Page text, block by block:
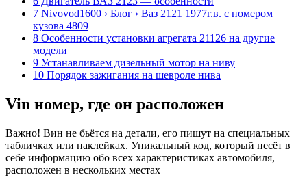
7 Nivovod1600 › Блог › Ваз 2121 1977г.в. с номером
кузова 4809
8 Особенности установки агрегата 21126 на другие
модели
9 Устанавливаем дизельный мотор на ниву
10 Порядок зажигания на шевроле нива
Vin номер, где он расположен
Важно! Вин не бьётся на детали, его пишут на специальных
табличках или наклейках. Уникальный код, который несёт в
себе информацию обо всех характеристиках автомобиля,
расположен в нескольких местах